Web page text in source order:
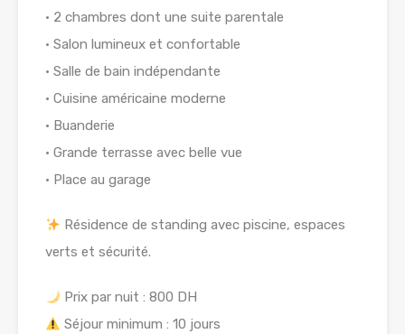
• 2 chambres dont une suite parentale
• Salon lumineux et confortable
• Salle de bain indépendante
• Cuisine américaine moderne
• Buanderie
• Grande terrasse avec belle vue
• Place au garage
Résidence de standing avec piscine, espaces
verts et sécurité.
Prix par nuit : 800 DH
Séjour minimum : 10 jours